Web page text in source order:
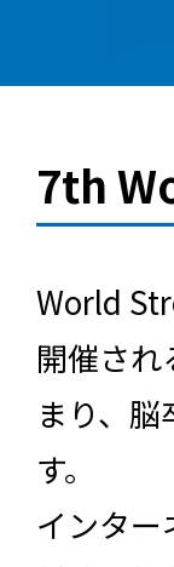
7th
World
開催さ
まり、
す。
インタ